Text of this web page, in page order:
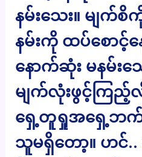
နမ်းသေး။ မျက်
နမ်းကို ထပ်စော
နောက်ဆုံး မနမ်းသ
မျက်လုံးဖွင့်ကြည့်
ရှေ့တူရှုအရှေ့ဘက်
သူမရှိတော့။ ဟင်